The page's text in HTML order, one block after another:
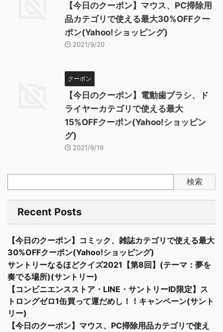
【今日のクーポン】マウス、PC掃除用
品カテゴリで使える最大30%OFFクー
ポン(Yahoo!ショッピング)
2021/9/20
クーポン
【今日のクーポン】電動歯ブラシ、ド
ライヤーカテゴリで使える最大
15%OFFクーポン(Yahoo!ショッピン
グ)
2021/9/19
検索
Recent Posts
【今日のクーポン】コミック、雑誌カテゴリで使える最大
30%OFFクーポン(Yahoo!ショッピング)
サントリーなるほどクイズ2021【第8回】(テーマ：夢を
奏でる場所)(サントリー)
【コンビニエンスストア・LINE・サントリーID限定】ス
トロングゼロ1缶買って運だめし！！キャンペーン(サント
リー)
【今日のクーポン】マウス、PC掃除用品カテゴリで使え